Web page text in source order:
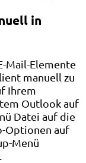
in
Mail-Elemente
manuell zu
Ihrem
Outlook auf
Datei auf die
Optionen auf
Menü